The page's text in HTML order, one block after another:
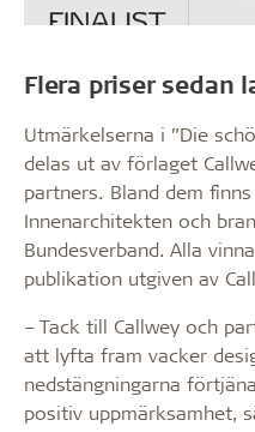
Flera priser sedan
Utmärkelserna i ”Die
delas ut av förlaget
partners. Bland dem
Innenarchitekten och
Bundesverband. Alla
publikation utgiven av
– Tack till Callwey och
att lyfta fram vacker
nedstängningarna
positiv uppmärksamhet,